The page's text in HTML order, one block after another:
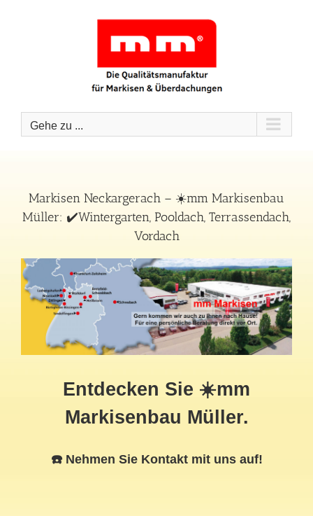
Gehe zu ...
Markisen Neckargerach – ☀️mm Markisenbau
Müller: ✔️Wintergarten, Pooldach, Terrassendach,
Vordach
Entdecken Sie ☀️mm
Markisenbau Müller.
☎️ Nehmen Sie Kontakt mit uns auf!